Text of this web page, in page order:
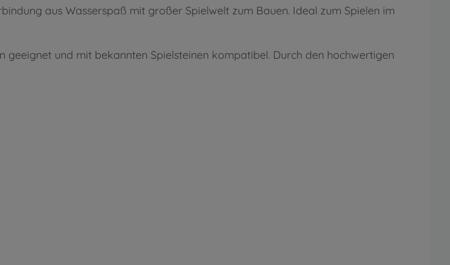
aus Wasserspaß mit großer Spielwelt zum Bauen. Ideal zum Spielen im
geeignet und mit bekannten Spielsteinen kompatibel. Durch den hochwertigen